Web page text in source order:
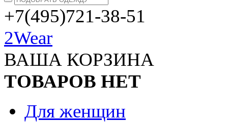
+7(495)721-38-51
2Wear
ВАША КОРЗИНА
ТОВАРОВ НЕТ
Для женщин